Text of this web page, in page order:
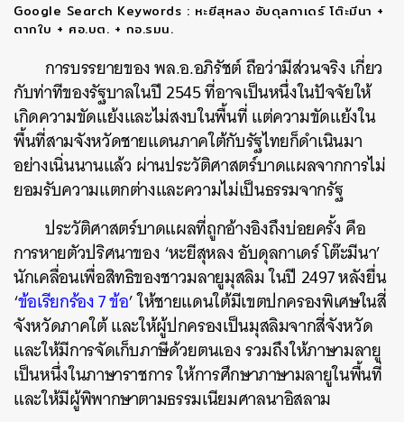
Google Search Keywords : หะยีสุหลง อับดุลกาเดร์ โต๊ะมีนา +
ตากใบ + ศอ.บต. + กอ.รมน.
การบรรยายของ พล.อ.อภิรัชต์ ถือว่ามีส่วนจริง เกี่ยว
กับท่าทีของรัฐบาลในปี 2545 ที่อาจเป็นหนึ่งในปัจจัยให้
เกิดความขัดแย้งและไม่สงบในพื้นที่ แต่ความขัดแย้งใน
พื้นที่สามจังหวัดชายแดนภาคใต้กับรัฐไทยก็ดำเนินมา
อย่างเนิ่นนานแล้ว ผ่านประวัติศาสตร์บาดแผลจากการไม่
ยอมรับความแตกต่างและความไม่เป็นธรรมจากรัฐ
ประวัติศาสตร์บาดแผลที่ถูกอ้างอิงถึงบ่อยครั้ง คือ
การหายตัวปริศนาของ ‘หะยีสุหลง อับดุลกาเดร์ โต๊ะมีนา’
นักเคลื่อนเพื่อสิทธิของชาวมลายูมุสลิม ในปี 2497 หลังยื่น
‘ข้อเรียกร้อง 7 ข้อ’ ให้ชายแดนใต้มีเขตปกครองพิเศษในสี่
จังหวัดภาคใต้ และให้ผู้ปกครองเป็นมุสลิมจากสี่จังหวัด
และให้มีการจัดเก็บภาษีด้วยตนเอง รวมถึงให้ภาษามลายู
เป็นหนึ่งในภาษาราชการ ให้การศึกษาภาษามลายูในพื้นที่
และให้มีผู้พิพากษาตามธรรมเนียมศาลนาอิสลาม